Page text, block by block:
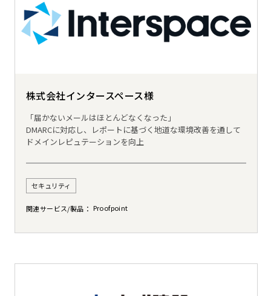
株式会社インタースペース様
「届かないメールはほとんどなくなった」
DMARCに対応し、レポートに基づく地道な環境改善を通して
ドメインレピュテーションを向上
セキュリティ
関連サービス/製品 Proofpoint